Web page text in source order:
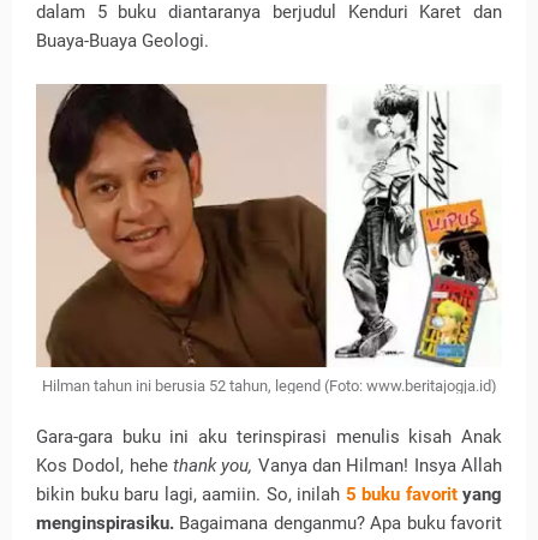
dalam 5 buku diantaranya berjudul Kenduri Karet dan
Buaya-Buaya Geologi.
Hilman tahun ini berusia 52 tahun, legend (Foto: www.beritajogja.id)
Gara-gara buku ini aku terinspirasi menulis kisah Anak
Kos Dodol, hehe thank you, Vanya dan Hilman! Insya Allah
bikin buku baru lagi, aamiin. So, inilah 5 buku favorityang
menginspirasiku. Bagaimana denganmu? Apa buku favorit